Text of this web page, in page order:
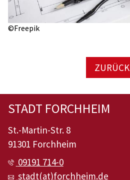
©Freepik
ZURÜCK
STADT FORCHHEIM
St.-Martin-Str. 8
91301 Forchheim
09191 714-0
stadt(at)forchheim.de